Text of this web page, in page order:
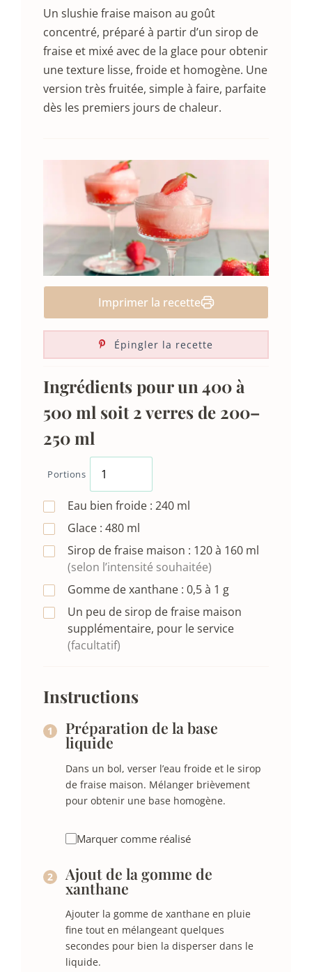
Un slushie fraise maison au goût
concentré, préparé à partir d’un sirop de
fraise et mixé avec de la glace pour obtenir
une texture lisse, froide et homogène. Une
version très fruitée, simple à faire, parfaite
dès les premiers jours de chaleur.
Imprimer la recette
Épingler la recette
Ingrédients pour un 400 à
500 ml soit 2 verres de 200–
250 ml
Portions
Eau bien froide : 240 ml
Glace : 480 ml
Sirop de fraise maison : 120 à 160 ml
(selon l’intensité souhaitée)
Gomme de xanthane : 0,5 à 1 g
Un peu de sirop de fraise maison
supplémentaire, pour le service
(facultatif)
Instructions
Préparation de la base
liquide
Dans un bol, verser l’eau froide et le sirop
de fraise maison. Mélanger brièvement
pour obtenir une base homogène.
Marquer comme réalisé
Ajout de la gomme de
xanthane
Ajouter la gomme de xanthane en pluie
fine tout en mélangeant quelques
secondes pour bien la disperser dans le
liquide.